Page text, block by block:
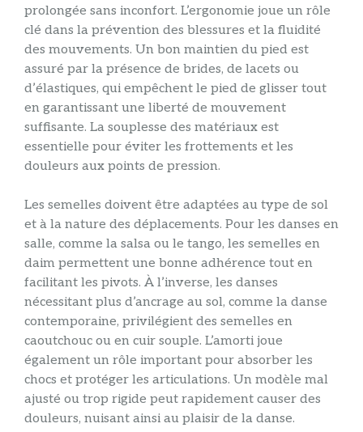
prolongée sans inconfort. L’ergonomie joue un rôle
clé dans la prévention des blessures et la fluidité
des mouvements. Un bon maintien du pied est
assuré par la présence de brides, de lacets ou
d’élastiques, qui empêchent le pied de glisser tout
en garantissant une liberté de mouvement
suffisante. La souplesse des matériaux est
essentielle pour éviter les frottements et les
douleurs aux points de pression.
Les semelles doivent être adaptées au type de sol
et à la nature des déplacements. Pour les danses en
salle, comme la salsa ou le tango, les semelles en
daim permettent une bonne adhérence tout en
facilitant les pivots. À l’inverse, les danses
nécessitant plus d’ancrage au sol, comme la danse
contemporaine, privilégient des semelles en
caoutchouc ou en cuir souple. L’amorti joue
également un rôle important pour absorber les
chocs et protéger les articulations. Un modèle mal
ajusté ou trop rigide peut rapidement causer des
douleurs, nuisant ainsi au plaisir de la danse.